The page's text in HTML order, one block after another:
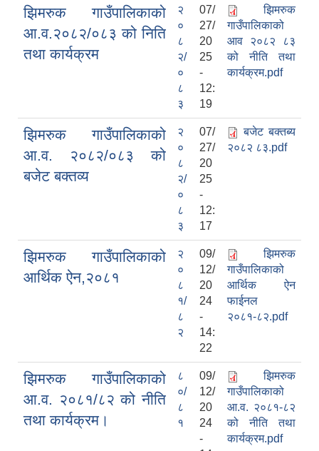
झिमरुक गाउँपालिकाको
आ.व.२०८२/०८३ को निति
तथा कार्यक्रम
२
०
८
२/
०
८
३
07/
27/
20
25
-
12:
19
झिमरुक
गाउँपालिकाको
आव २०८२ ८३
को नीति तथा
कार्यक्रम.pdf
झिमरुक गाउँपालिकाको
आ.व. २०८२/०८३ को
बजेट बक्तव्य
२
०
८
२/
०
८
३
07/
27/
20
25
-
12:
17
बजेट बक्तब्य
२०८२ ८३.pdf
झिमरुक गाउँपालिकाको
आर्थिक ऐन,२०८१
२
०
८
१/
८
२
09/
12/
20
24
-
14:
22
झिमरुक
गाउँपालिकाको
आर्थिक ऐन
फाईनल
२०८१-८२.pdf
झिमरुक गाउँपालिकाको
आ.व. २०८१/८२ को नीति
तथा कार्यक्रम।
८
०/
८
१
09/
12/
20
24
-
झिमरुक
गाउँपालिकाको
आ.व. २०८१-८२
को नीति तथा
कार्यक्रम.pdf